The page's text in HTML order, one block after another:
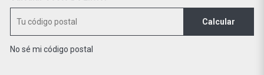
Calcular
No sé mi código postal